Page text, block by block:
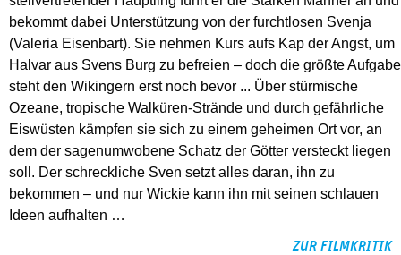
bekommt dabei Unterstützung von der furchtlosen Svenja
(Valeria Eisenbart). Sie nehmen Kurs aufs Kap der Angst, um
Halvar aus Svens Burg zu befreien – doch die größte Aufgabe
steht den Wikingern erst noch bevor ... Über stürmische
Ozeane, tropische Walküren-Strände und durch gefährliche
Eiswüsten kämpfen sie sich zu einem geheimen Ort vor, an
dem der sagenumwobene Schatz der Götter versteckt liegen
soll. Der schreckliche Sven setzt alles daran, ihn zu
bekommen – und nur Wickie kann ihn mit seinen schlauen
Ideen aufhalten …
ZUR FILMKRITIK